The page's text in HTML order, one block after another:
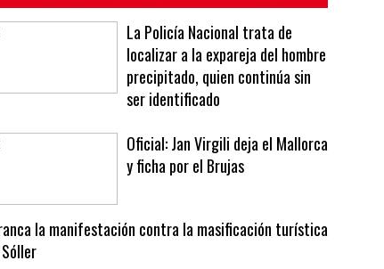
La Policía Nacional trata de
precipitado, quien continúa sin
ser identificado
y ficha por el Brujas